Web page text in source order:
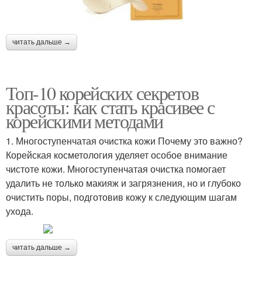
читать дальше →
Топ-10 корейских секретов
красоты: как стать красивее с
корейскими методами
1. Многоступенчатая очистка кожи Почему это важно?
Корейская косметология уделяет особое внимание
чистоте кожи. Многоступенчатая очистка помогает
удалить не только макияж и загрязнения, но и глубоко
очистить поры, подготовив кожу к следующим шагам
ухода.
читать дальше →